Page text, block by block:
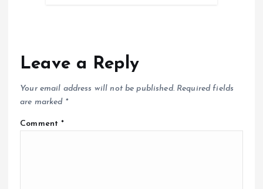
Leave a Reply
Your email address will not be published. Required fields
are marked *
Comment*